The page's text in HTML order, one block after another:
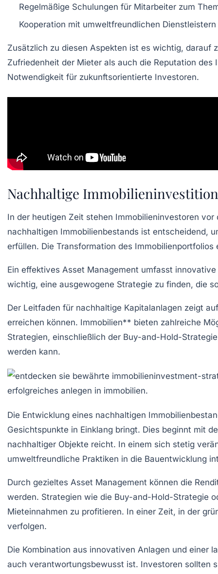
Regelmäßige Schulungen für Mitarbeiter zum
Kooperation mit umweltfreundlichen
Zusätzlich zu diesen Aspekten ist es wichtig, darauf
Zufriedenheit der Mieter als auch die Reputation
Notwendigkeit für zukunftsorientierte Investoren.
Nachhaltige
In der heutigen Zeit stehen Immobilieninvestoren vor
nachhaltigen Immobilienbestands ist entscheidend,
erfüllen. Die Transformation des
Ein effektives Asset Management umfasst
wichtig, eine ausgewogene Strategie zu finden, die
Der Leitfaden für nachhaltige Kapitalanlagen zeigt
erreichen können. Immobilien** bieten zahlreiche
Strategien, einschließlich der Buy-and-Hold-Strategie
werden kann.
Die Entwicklung eines nachhaltigen
Gesichtspunkte in Einklang bringt. Dies beginnt mit
nachhaltiger Objekte reicht. In einem sich stetig
umweltfreundliche Praktiken in die Bauentwicklung
Durch gezieltes Asset Management können die
werden. Strategien wie die Buy-and-Hold-Strategie
Mieteinnahmen zu profitieren. In einer Zeit, in der
verfolgen.
Die Kombination aus innovativen Anlagen und einer
auch verantwortungsbewusst ist. Investoren sollten